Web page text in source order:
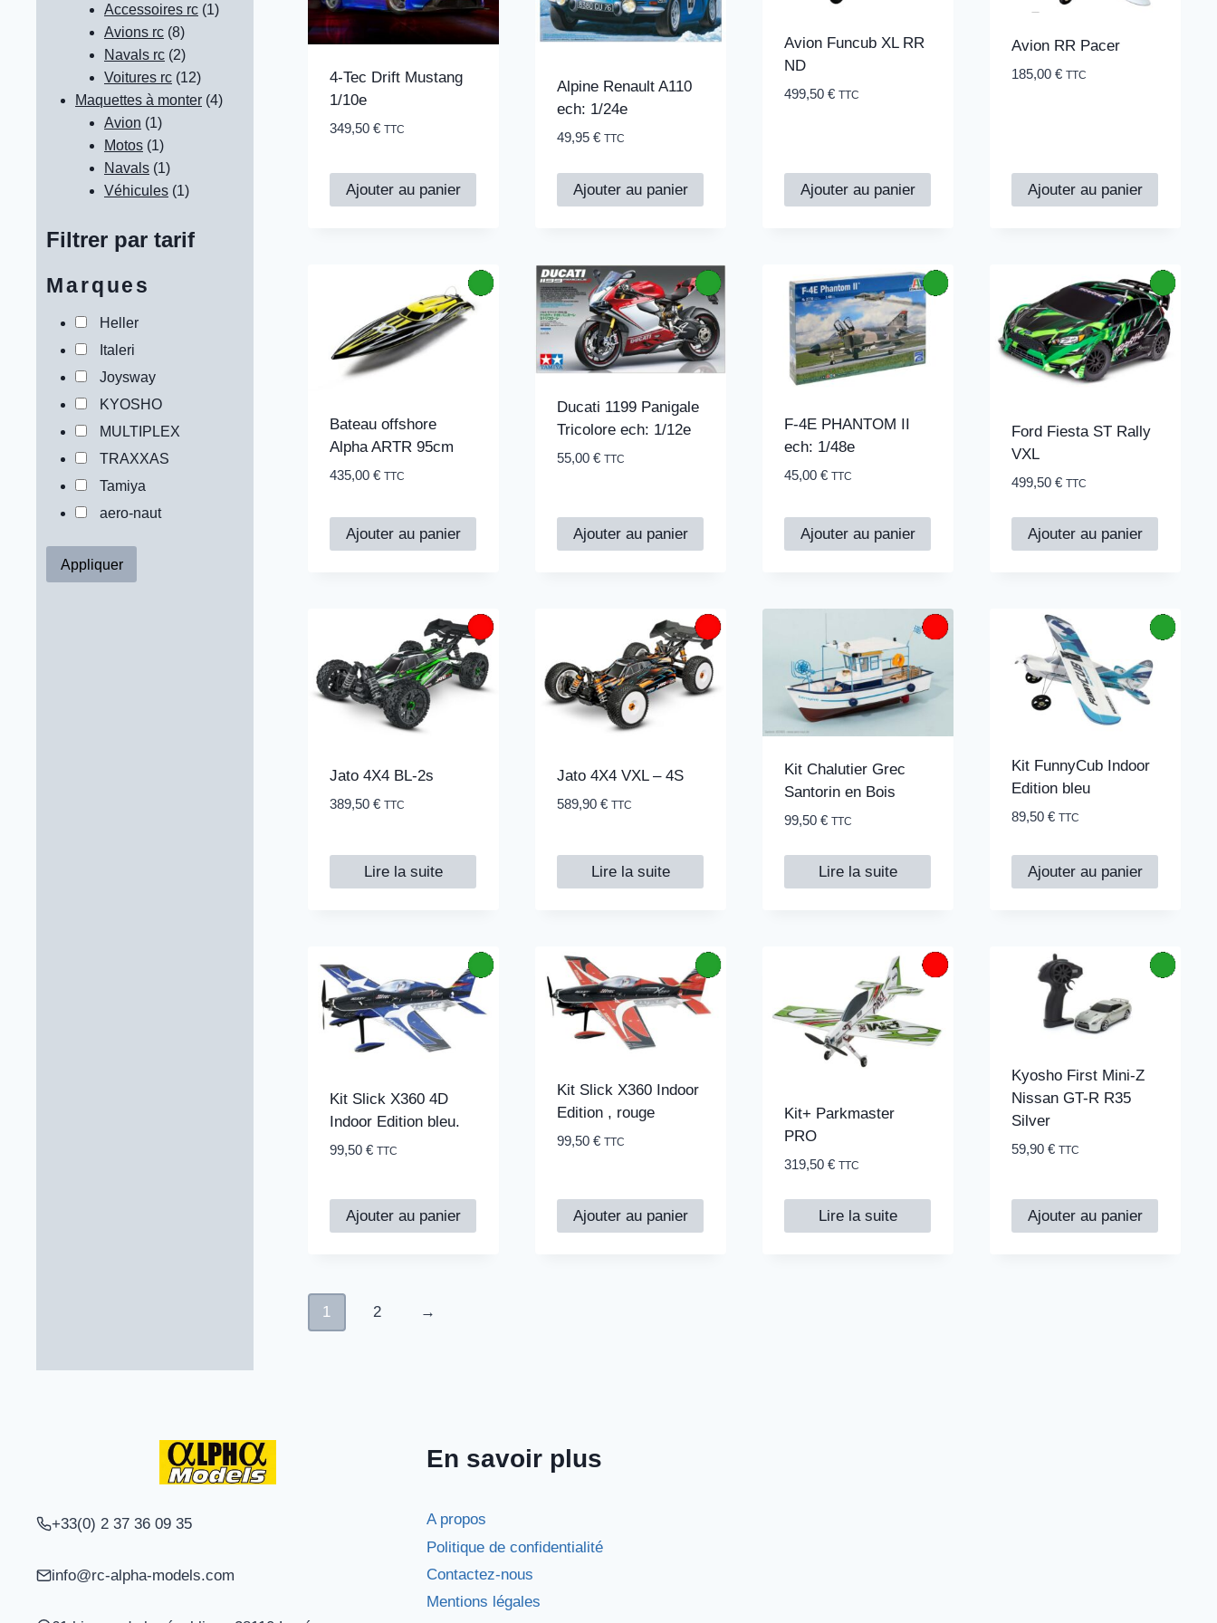
4-Tec Drift Mustang
1/10e
349,50€ TTC
Ajouter au panier
Alpine Renault A110
ech: 1/24e
49,95€ TTC
Ajouter au panier
Avion Funcub XL RR
ND
499,50€ TTC
Ajouter au panier
Avion RR Pacer
185,00€ TTC
Ajouter au panier
Bateau offshore
Alpha ARTR 95cm
435,00€ TTC
Ajouter au panier
Ducati 1199 Panigale
Tricolore ech: 1/12e
55,00€ TTC
Ajouter au panier
F-4E PHANTOM II
ech: 1/48e
45,00€ TTC
Ajouter au panier
Ford Fiesta ST Rally
VXL
499,50€ TTC
Ajouter au panier
Jato 4X4 BL-2s
389,50€ TTC
Lire la suite
Jato 4X4 VXL – 4S
589,90€ TTC
Lire la suite
Kit Chalutier Grec
Santorin en Bois
99,50€ TTC
Lire la suite
Kit FunnyCub Indoor
Edition bleu
89,50€ TTC
Ajouter au panier
Kit Slick X360 4D
Indoor Edition bleu.
99,50€ TTC
Ajouter au panier
Kit Slick X360 Indoor
Edition , rouge
99,50€ TTC
Ajouter au panier
Kit+ Parkmaster
PRO
319,50€ TTC
Lire la suite
Kyosho First Mini-Z
Nissan GT-R R35
Silver
59,90€ TTC
Ajouter au panier
1 2 →
produits
Accessoires rc 11
Avions rc 88
produits
Navals rc 22
produits
Voitures rc 1212
produits
Maquettes à monter 44
Avion 11
produit
Motos 11
produit
Navals 11
produit
Véhicules 11
Filtrer par tarif
Marques
Heller
Italeri
Joysway
KYOSHO
MULTIPLEX
TRAXXAS
Tamiya
aero-naut
+33(0) 2 37 36 09 35
info@rc-alpha-models.com
En savoir plus
A propos
Politique de confidentialité
Contactez-nous
Mentions légales